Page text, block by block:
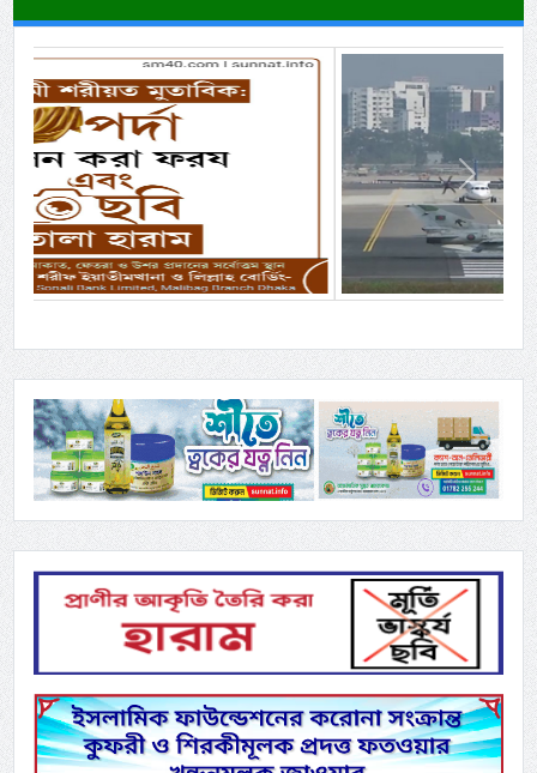
Previous Next